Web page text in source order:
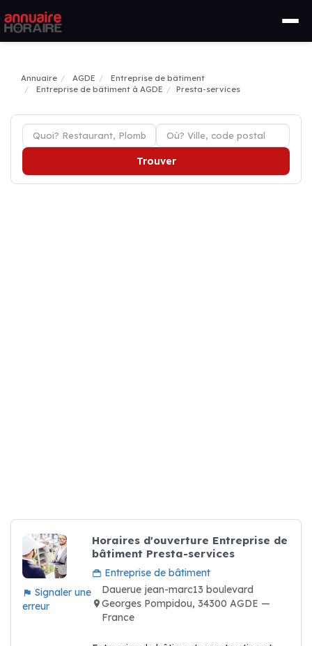
Annuaire AGDE
Entreprise de bâtiment
Entreprise de bâtiment à AGDE
Presta-services
Trouver
Signaler une
erreur
Horaires d'ouverture Entreprise de
bâtiment Presta-services
Entreprise de bâtiment
Dauerue jean-marc13 boulevard
Georges Pompidou, 34300 AGDE —
France